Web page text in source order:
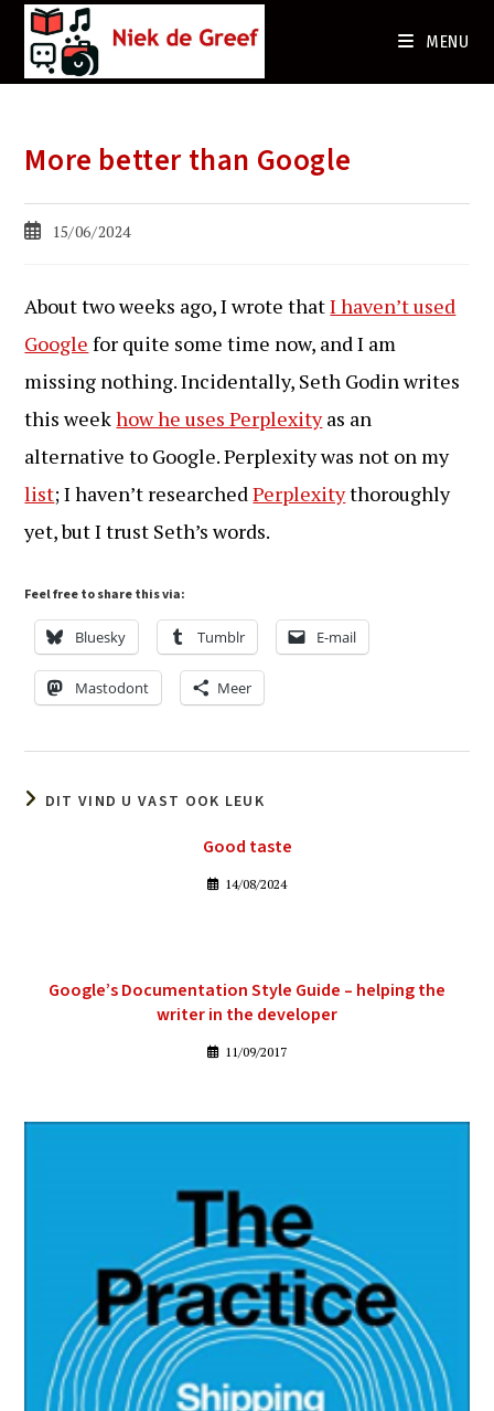
MENU
More better than Google
Bericht15/06/2024
About two weeks ago, I wrote thatI haven’t used
Google for quite some time now, and I am
missing nothing. Incidentally, Seth Godin writes
this weekhow he uses Perplexityas an
alternative to Google. Perplexity was not on my
list; I haven’t researchedPerplexitythoroughly
yet, but I trust Seth’s words.
Feel free to share this via:
Bluesky Tumblr E-mail
Mastodont Meer
DIT VIND U VAST OOK LEUK
Good taste
14/08/2024
Google’s Documentation Style Guide – helping the
writer in the developer
11/09/2017